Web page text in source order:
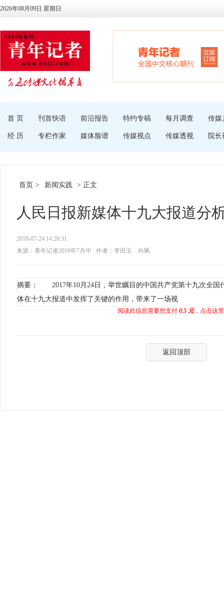
2026年08月09日 星期日
首 页 刊首快语 前沿报告 特约专稿 每月调查 传媒
经 历 专栏作家 媒体脸谱 传媒视点 传媒透视 院长
首页 > 新闻实践 > 正文
人民日报新媒体十九大报道分
2018-07-24 14:20:31
来源：青年记者2018年7月中
作者：李田玉 向飒
摘要： 2017年10月24日，举世瞩目的中国共产党第十九次全国
体在十九大报道中发挥了关键的作用，带来了一场视
阅读此信息需要您支付 0.5 元，点击这
返回顶部